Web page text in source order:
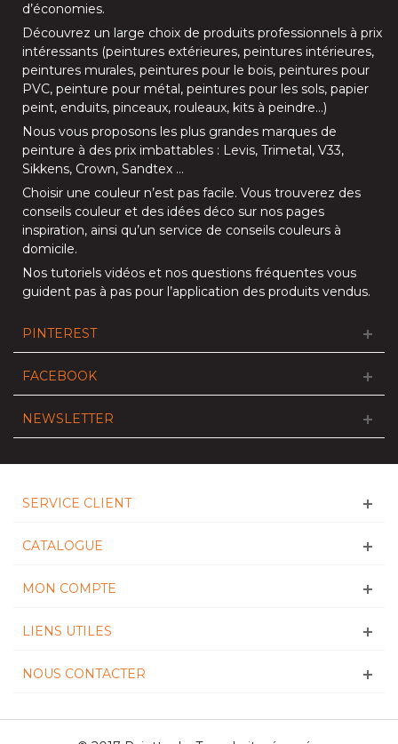
d’économies.
Découvrez un large choix de produits professionnels à prix
intéressants (peintures extérieures, peintures intérieures,
peintures murales, peintures pour le bois, peintures pour
PVC, peinture pour métal, peintures pour les sols, papier
peint, enduits, pinceaux, rouleaux, kits à peindre…)
Nous vous proposons les plus grandes marques de
peinture à des prix imbattables : Levis, Trimetal, V33,
Sikkens, Crown, Sandtex …
Choisir une couleur n’est pas facile. Vous trouverez des
conseils couleur et des idées déco sur nos pages
inspiration, ainsi qu’un service de conseils couleurs à
domicile.
Nos tutoriels vidéos et nos questions fréquentes vous
guident pas à pas pour l’application des produits vendus.
PINTEREST
FACEBOOK
NEWSLETTER
SERVICE CLIENT
CATALOGUE
MON COMPTE
LIENS UTILES
NOUS CONTACTER